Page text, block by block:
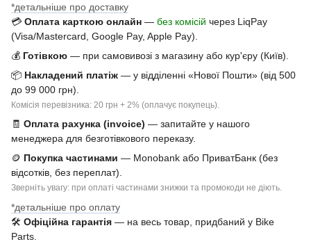
*детальніше про доставку
💳 Оплата карткою онлайн — без комісій через LiqPay
(Visa/Mastercard, Google Pay, Apple Pay).
💰 Готівкою — при самовивозі з магазину або кур'єру (Київ).
📦 Накладений платіж — у відділенні «Нової Пошти» (від 500
до 99 000 грн).
Комісія перевізника: 20 грн + 2% (оплачує покупець).
🧾 Оплата рахунка (invoice) — запитайте у нашого
менеджера для безготівкового переказу.
🪙 Покупка частинами — Monobank або ПриватБанк (без
відсотків, без переплат).
Зверніть увагу: при оплаті частинами знижки та промокоди не діють.
*детальніше про оплату
🛠 Офіційна гарантія — на весь товар, придбаний у Bike
Parts.